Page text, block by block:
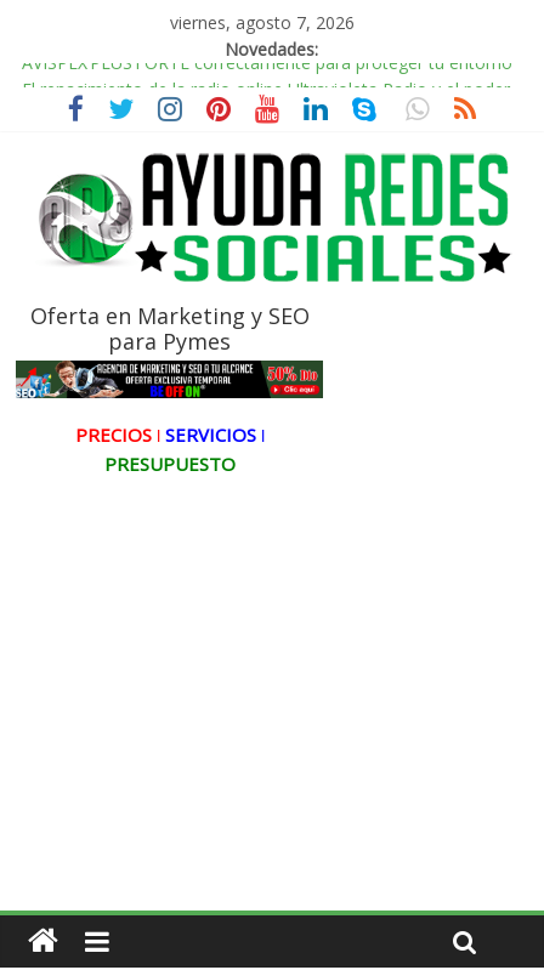
viernes, agosto 7, 2026
Novedades:
El renacimiento de la radio online,Ultravioleta Radio y el poder
de la música nostálgica
Incorporando Video Shorts de YouTube en WordPress
Radio Taxi Aljarafe y Redes Sociales Conduciendo hacia la
Conexión Digital
Radio Taxi Aljarafe tel 653404040 el Servicio Esencial de
Movilidad en Aljarafe
AVISPEX PLUS FORTE correctamente para proteger tu entorno
Oferta en Marketing y SEO
para Pymes
PRECIOS ǀ SERVICIOS ǀ
PRESUPUESTO